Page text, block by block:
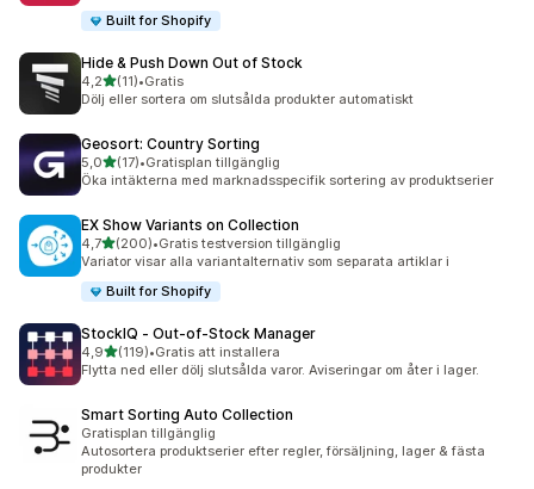
Built for Shopify
Hide & Push Down Out of Stock
4,2av 5 stjärnor
(11)
11 recensioner totalt
•Gratis
Dölj eller sortera om slutsålda produkter automatiskt
Geosort: Country Sorting
5,0av 5 stjärnor
(17)
17 recensioner totalt
•Gratisplan tillgänglig
Öka intäkterna med marknadsspecifik sortering av produktserier
EX Show Variants on Collection
4,7av 5 stjärnor
(200)
200 recensioner totalt
•Gratis testversion tillgänglig
Variator visar alla variantalternativ som separata artiklar i
Built for Shopify
StockIQ ‑ Out‑of‑Stock Manager
4,9av 5 stjärnor
(119)
119 recensioner totalt
•Gratis att installera
Flytta ned eller dölj slutsålda varor. Aviseringar om åter i lager.
Smart Sorting Auto Collection
Gratisplan tillgänglig
Autosortera produktserier efter regler, försäljning, lager & fästa
produkter